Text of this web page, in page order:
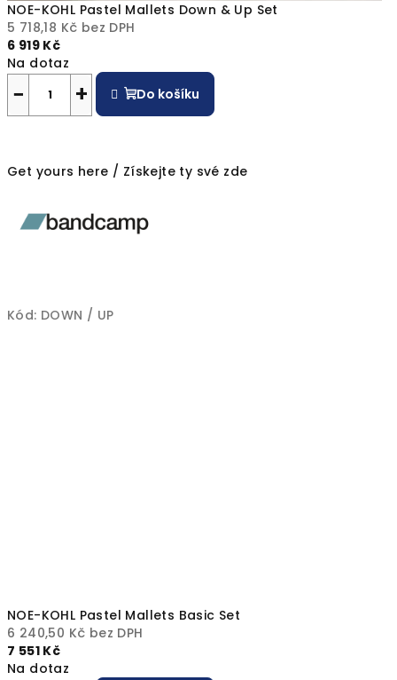
NOE-KOHL Pastel Mallets Down & Up Set
5 718,18 Kč bez DPH
6 919 Kč
Na dotaz
+
− Do košíku
Get yours here / Získejte ty své zde
Kód: DOWN / UP
NOE-KOHL Pastel Mallets Basic Set
6 240,50 Kč bez DPH
7 551 Kč
Na dotaz